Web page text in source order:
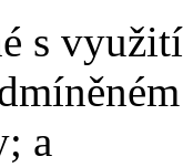
s
a